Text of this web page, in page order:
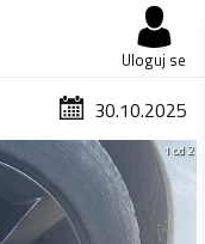
Uloguj se
30.10.2025
1 od 2